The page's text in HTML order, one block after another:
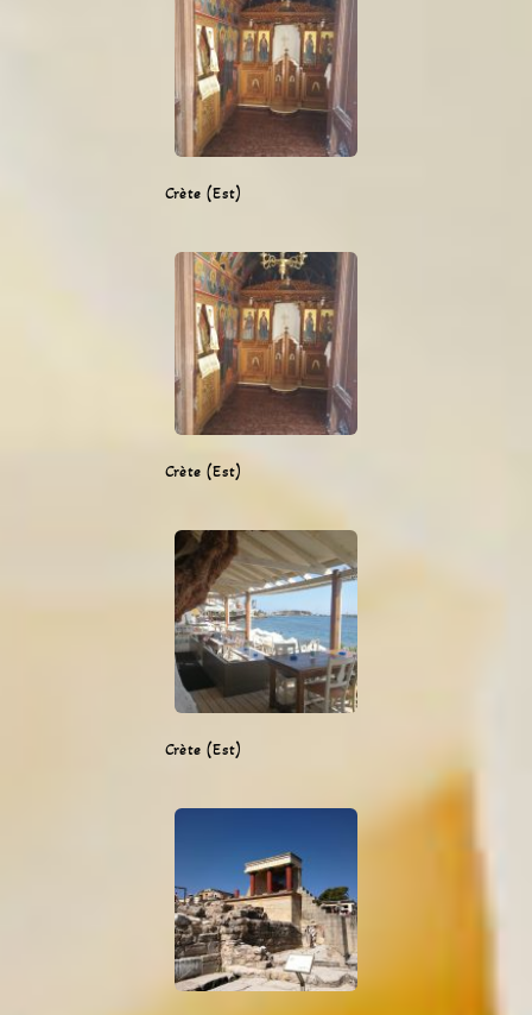
Crète (Est)
Crète (Est)
Crète (Est)